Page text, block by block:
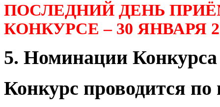
ПОСЛЕДНИЙ ДЕНЬ
КОНКУРСЕ – 30 ЯНВАРЯ
5. Номинации Конкурса
Конкурс проводится